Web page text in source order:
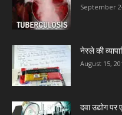
September
नेस्ले की
August 15,
दवा उद्योग पर